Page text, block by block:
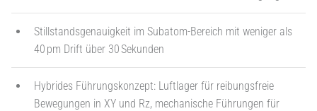
Stillstandsgenauigkeit im Subatom-Bereich mit weniger als
40 pm Drift über 30 Sekunden
Hybrides Führungskonzept: Luftlager für reibungsfreie
Bewegungen in XY und Rz, mechanische Führungen für